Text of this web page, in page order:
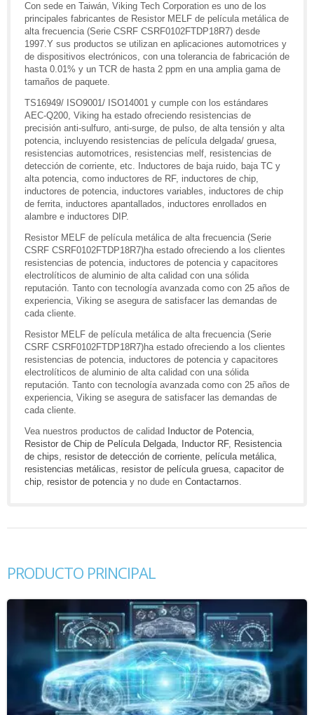
Con sede en Taiwán, Viking Tech Corporation es uno de los
principales fabricantes de Resistor MELF de película metálica de
alta frecuencia (Serie CSRF CSRF0102FTDP18R7) desde
1997.Y sus productos se utilizan en aplicaciones automotrices y
de dispositivos electrónicos, con una tolerancia de fabricación de
hasta 0.01% y un TCR de hasta 2 ppm en una amplia gama de
tamaños de paquete.
TS16949/ ISO9001/ ISO14001 y cumple con los estándares
AEC-Q200, Viking ha estado ofreciendo resistencias de
precisión anti-sulfuro, anti-surge, de pulso, de alta tensión y alta
potencia, incluyendo resistencias de película delgada/ gruesa,
resistencias automotrices, resistencias melf, resistencias de
detección de corriente, etc. Inductores de baja ruido, baja TC y
alta potencia, como inductores de RF, inductores de chip,
inductores de potencia, inductores variables, inductores de chip
de ferrita, inductores apantallados, inductores enrollados en
alambre e inductores DIP.
Resistor MELF de película metálica de alta frecuencia (Serie
CSRF CSRF0102FTDP18R7)ha estado ofreciendo a los clientes
resistencias de potencia, inductores de potencia y capacitores
electrolíticos de aluminio de alta calidad con una sólida
reputación. Tanto con tecnología avanzada como con 25 años de
experiencia, Viking se asegura de satisfacer las demandas de
cada cliente.
Resistor MELF de película metálica de alta frecuencia (Serie
CSRF CSRF0102FTDP18R7)ha estado ofreciendo a los clientes
resistencias de potencia, inductores de potencia y capacitores
electrolíticos de aluminio de alta calidad con una sólida
reputación. Tanto con tecnología avanzada como con 25 años de
experiencia, Viking se asegura de satisfacer las demandas de
cada cliente.
Vea nuestros productos de calidad
Inductor de Potencia,
Resistor de Chip de Película Delgada, Inductor RF, Resistencia
de chips, resistor de detección de corriente, película metálica,
resistencias metálicas, resistor de película gruesa, capacitor de
chip, resistor de potenciay no dude en Contactarnos.
PRODUCTO PRINCIPAL